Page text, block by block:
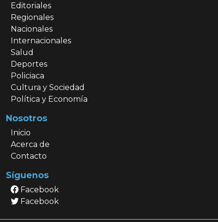
Editoriales
Regionales
Nacionales
Internacionales
Salud
Deportes
Policiaca
Cultura y Sociedad
Política y Economía
Nosotros
Inicio
Acerca de
Contacto
Síguenos
Facebook
Facebook